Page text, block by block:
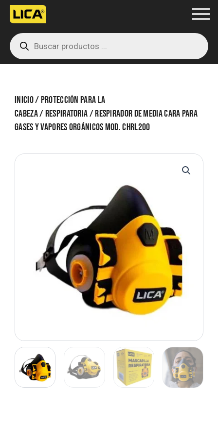
contenido
Products
search
Inicio/Protección para la
cabeza/Respiratoria/ Respirador de media cara para
gases y vapores orgánicos MOD. CHRL200